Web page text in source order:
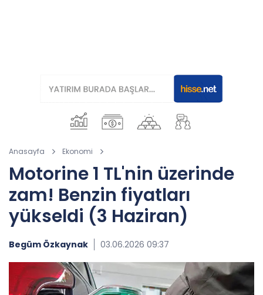
Anasayfa Ekonomi
Motorine 1 TL'nin üzerinde
zam! Benzin fiyatları
yükseldi (3 Haziran)
Begüm Özkaynak 03.06.2026 09:37